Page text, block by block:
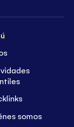
somos